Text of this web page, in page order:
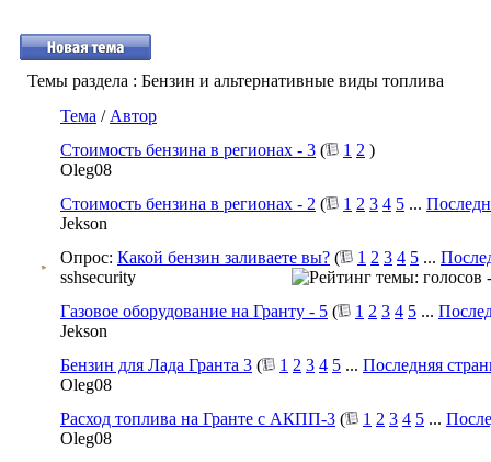
Темы раздела : Бензин и альтернативные виды топлива
Тема / Автор
Стоимость бензина в регионах - 3 ( 1 2 )
Oleg08
Стоимость бензина в регионах - 2 ( 1 2 3 4 5 ...
Jekson
Опрос: Какой бензин заливаете вы? ( 1 2 3 4 5 ...
sshsecurity
Газовое оборудование на Гранту - 5 ( 1 2 3 4 5 ...
Jekson
Бензин для Лада Гранта 3 ( 1 2 3 4 5 ... Последняя
Oleg08
Расход топлива на Гранте с АКПП-3 ( 1 2 3 4 5 ...
Oleg08